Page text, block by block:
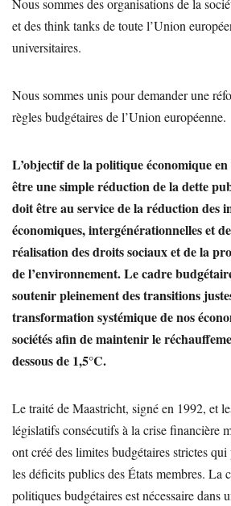
et des think tanks de toute l’Union
universitaires.
Nous sommes unis pour demander une
règles budgétaires de l’Union européenne.
L’objectif de la politique économique
être une simple réduction de la dette
doit être au service de la réduction des
économiques, intergénérationnelles et
réalisation des droits sociaux et de la
de l’environnement. Le cadre
soutenir pleinement des transitions
transformation systémique de nos
sociétés afin de maintenir le
dessous de 1,5°C.
Le traité de Maastricht, signé en 1992, et
législatifs consécutifs à la crise financière
ont créé des limites budgétaires strictes
les déficits publics des États membres. La
politiques budgétaires est nécessaire dans